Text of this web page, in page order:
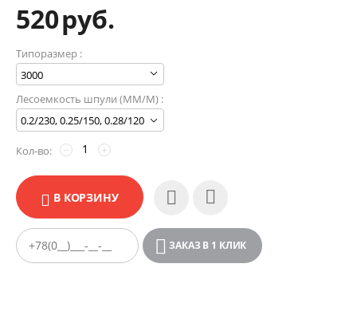
520руб.
Типоразмер :
Лесоемкость шпули (MM/М) :
Кол-во: +
−
В КОРЗИНУ
ЗАКАЗ В 1 КЛИК